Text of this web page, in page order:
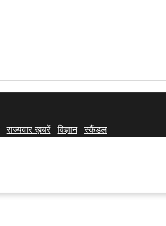
राज्यवार ख़बरें विज्ञान स्कैंडल